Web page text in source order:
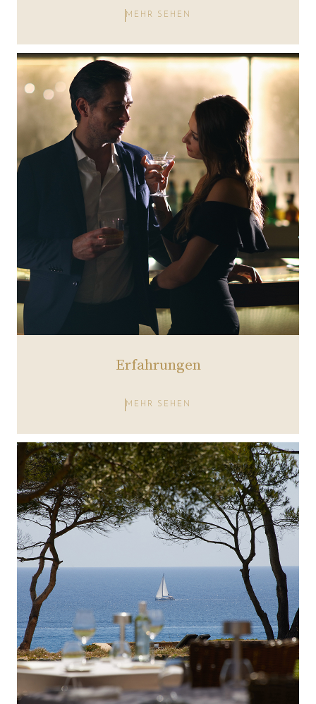
MEHR SEHEN
Erfahrungen
MEHR SEHEN